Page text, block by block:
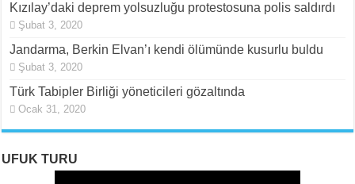
Kızılay’daki deprem yolsuzluğu protestosuna polis saldırdı
Şubat 3, 2020
Jandarma, Berkin Elvan’ı kendi ölümünde kusurlu buldu
Şubat 3, 2020
Türk Tabipler Birliği yöneticileri gözaltında
Ocak 31, 2020
UFUK TURU